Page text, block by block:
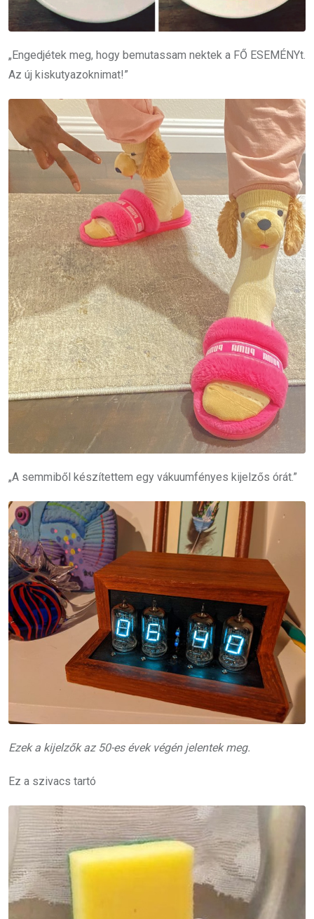
„Engedjétek meg, hogy bemutassam nektek a FŐ ESEMÉNYt.
Az új kiskutyazoknimat!”
„A semmiből készítettem egy vákuumfényes kijelzős órát.”
Ezek a kijelzők az 50-es évek végén jelentek meg.
Ez a szivacs tartó